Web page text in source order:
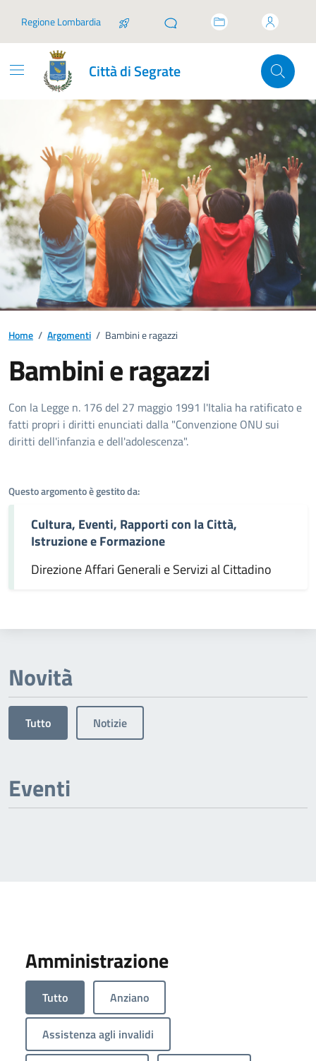
Regione Lombardia
Città di Segrate
Home / Argomenti / Bambini e ragazzi
Bambini e ragazzi
Dettagli dell'argomento
Con la Legge n. 176 del 27 maggio 1991 l'Italia ha ratificato e
fatti propri i diritti enunciati dalla "Convenzione ONU sui
diritti dell'infanzia e dell'adolescenza".
Questo argomento è gestito da:
Cultura, Eventi, Rapporti con la Città,
Istruzione e Formazione
Direzione Affari Generali e Servizi al Cittadino
Novità
Tutto Notizie
Eventi
Amministrazione
Tutto Anziano
Assistenza agli invalidi